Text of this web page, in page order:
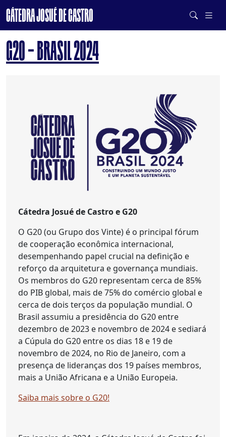
CÁTEDRA JOSUÉ DE CASTRO
DE SISTEMAS ALIMENTARES SAUDÁVEIS E SUSTENTÁVEIS
G20 – BRASIL 2024
Cátedra Josué de Castro e G20
O G20 (ou Grupo dos Vinte) é o principal fórum
de cooperação econômica internacional,
desempenhando papel crucial na definição e
reforço da arquitetura e governança mundiais.
Os membros do G20 representam cerca de 85%
do PIB global, mais de 75% do comércio global e
cerca de dois terços da população mundial. O
Brasil assumiu a presidência do G20 entre
dezembro de 2023 e novembro de 2024 e sediará
a Cúpula do G20 entre os dias 18 e 19 de
novembro de 2024, no Rio de Janeiro, com a
presença de lideranças dos 19 países membros,
mais a União Africana e a União Europeia.
Saiba mais sobre o G20!